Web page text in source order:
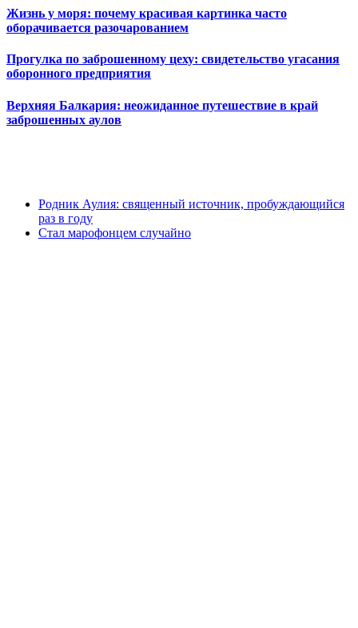
Жизнь у моря: почему красивая картинка часто
оборачивается разочарованием
Прогулка по заброшенному цеху: свидетельство угасания
оборонного предприятия
Верхняя Балкария: неожиданное путешествие в край
заброшенных аулов
Родник Аулия: священный источник, пробуждающийся
раз в году
Стал марофонцем случайно